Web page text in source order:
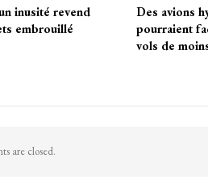
inusité revend
embrouillé
Des avions
pourraient
vols de
are closed.